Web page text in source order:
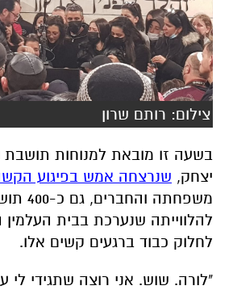
צילום: רותם שרון
בשעה זו מובאת למנוחות
יצחק, שנרצחה אמש בפיגוע
משפחתה
להלווייתה שנערכת בבית
לחלוק כבוד ברגעים קשים אלו.
"לורה. שוש. אני רוצה שתגידי